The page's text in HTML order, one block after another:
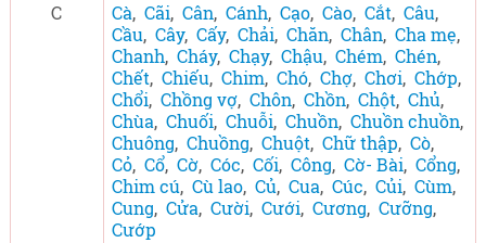
C
Cà, Cãi, Cân, Cánh, Cạo, Cào, Cắt, Câu,
Cầu, Cây, Cấy, Chải, Chăn, Chân, Cha mẹ,
Chanh, Cháy, Chạy, Chậu, Chém, Chén,
Chết, Chiếu, Chim, Chó, Chợ, Chơi, Chớp,
Chổi, Chồng vợ, Chôn, Chồn, Chột, Chủ,
Chùa, Chuối, Chuỗi, Chuồn, Chuồn chuồn,
Chuông, Chuồng, Chuột, Chữ thập, Cò,
Cỏ, Cổ, Cờ, Cóc, Cối, Công, Cờ- Bài, Cổng,
Chim cú, Cù lao, Củ, Cua, Cúc, Củi, Cùm,
Cung, Cửa, Cười, Cưới, Cương, Cưỡng,
Cướp